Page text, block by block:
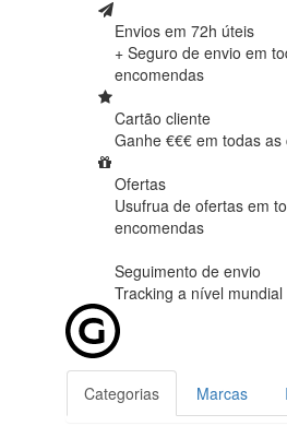
Envios em 72h úteis
+ Seguro de envio em
encomendas
Cartão cliente
Ganhe €€€ em todas as
Ofertas
Usufrua de ofertas em
encomendas
Seguimento de envio
Tracking a nível mundial
Categorias Marcas